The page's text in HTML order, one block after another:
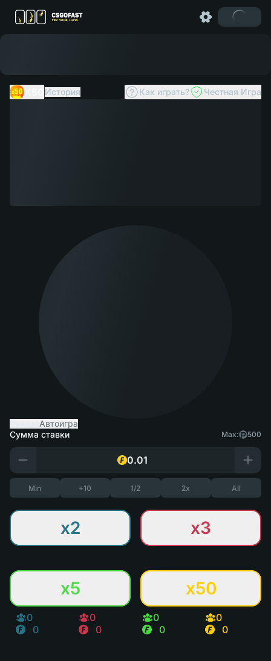
История Как играть? Честная Игра
Автоигра
Сумма ставки
Max: 500
Min +10 1/2 2x All
x2 x3
x5 x50
0
0
0
0
0
0
0
0